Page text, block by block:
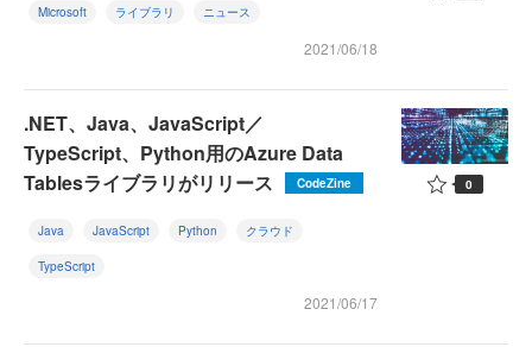
Microsoft ライブラリ ニュース
2021/06/18
.NET、Java、JavaScript／
TypeScript、Python用のAzure Data
Tablesライブラリがリリース
CodeZine
Java JavaScript Python クラウド
TypeScript
2021/06/17
0